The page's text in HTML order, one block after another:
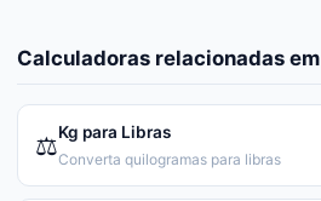
Calculadoras relacionadas em
⚖️Kg para Libras
Converta quilogramas para libras